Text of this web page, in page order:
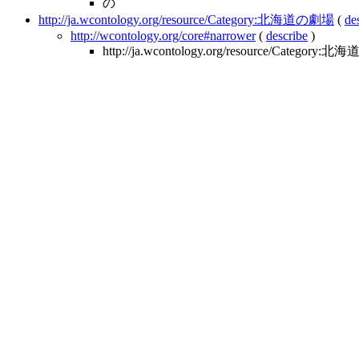
の
http://ja.wcontology.org/resource/Category:北海道の劇場 (
http://wcontology.org/core#narrower( describe )
http://ja.wcontology.org/resource/Category:北海